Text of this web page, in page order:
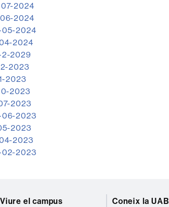
07-2024
06-2024
05-2024
2024
2-2029
2023
2023
2023
2023
06-2023
2023
2023
02-2023
Viure el campus Coneix la UAB